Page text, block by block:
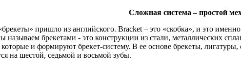
Сложная система – простой
пришло из английского. Bracket – это «скобка», и это именно
называем брекетами - это конструкции из стали, металлических
и формируют брекет-систему. В ее основе брекеты, лигатуры,
на шестой, седьмой и восьмой зубы.